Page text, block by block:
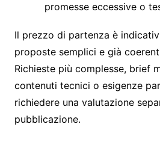
promesse eccessive o
Il prezzo di partenza è
proposte semplici e già
Richieste più complesse, brief
contenuti tecnici o esigenze
richiedere una valutazione
pubblicazione.